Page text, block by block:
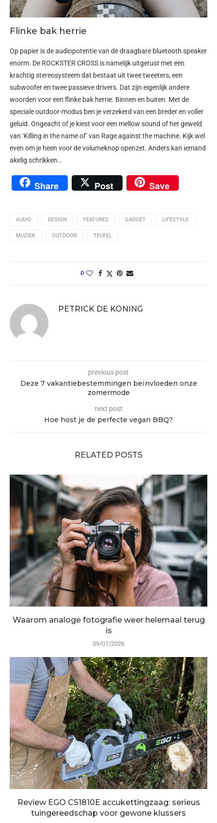
Flinke bak herrie
Op papier is de audiopotentie van de draagbare bluetooth speaker
enorm. De ROCKSTER CROSS is namelijk uitgerust met een
krachtig stereosysteem dat bestaat uit twee tweeters, een
subwoofer en twee passieve drivers. Dat zijn eigenlijk andere
woorden voor een flinke bak herrie. Binnen en buiten. Met de
speciale outdoor-modus ben je verzekerd van een breder en voller
geluid. Ongeacht of je kiest voor een mellow sound of het geweld
van ‘Killing in the name of’ van Rage against the machine. Kijk wel
even om je heen voor de volumeknop openzet. Anders kan iemand
akelig schrikken…
Share Post Save
AUDIO DESIGN FEATURED GADGET LIFESTYLE
MUZIEK OUTDOOR TEUFEL
0
PETRICK DE KONING
previous post
Deze 7 vakantiebestemmingen beïnvloeden onze
zomermode
next post
Hoe host je de perfecte vegan BBQ?
RELATED POSTS
Waarom analoge fotografie weer helemaal terug
is
09/07/2026
Review EGO CS1810E accukettingzaag: serieus
tuingereedschap voor gewone klussers